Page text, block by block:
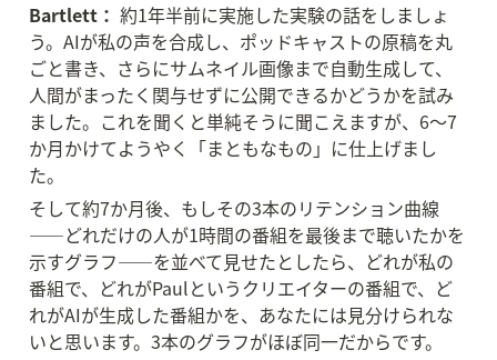
Bartlett： 約1年半前に実施した実験の話をしましょ
う。AIが私の声を合成し、ポッドキャストの原稿を丸
ごと書き、さらにサムネイル画像まで自動生成して、
人間がまったく関与せずに公開できるかどうかを試み
ました。これを聞くと単純そうに聞こえますが、6〜7
か月かけてようやく「まともなもの」に仕上げまし
た。
そして約7か月後、もしその3本のリテンション曲線
——どれだけの人が1時間の番組を最後まで聴いたかを
示すグラフ——を並べて見せたとしたら、どれが私の
番組で、どれがPaulというクリエイターの番組で、ど
れがAIが生成した番組かを、あなたには見分けられな
いと思います。3本のグラフがほぼ同一だからです。